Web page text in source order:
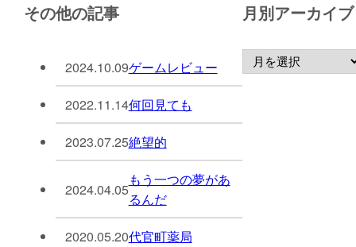
その他の記事
2024.10.09ゲームレビュー
2022.11.14何回見ても
2023.07.25絶望的
2024.04.05
もう一つの夢があ
るんだ
2020.05.20代官町薬局
月別アーカイブ